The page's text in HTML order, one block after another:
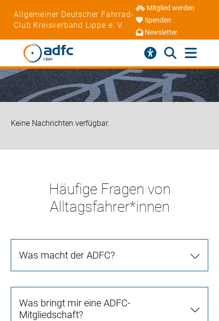
Allgemeiner Deutscher Fahrrad-
Club Kreisverband Lippe e. V.
Mitglied werden
Spenden
Newsletter
Keine Nachrichten verfügbar.
Häufige Fragen von
Alltagsfahrer*innen
Was macht der ADFC?
Was bringt mir eine ADFC-
Mitgliedschaft?